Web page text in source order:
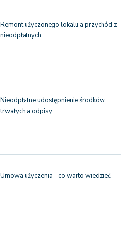
Remont użyczonego lokalu a przychód z
nieodpłatnych…
Nieodpłatne udostępnienie środków
trwałych a odpisy…
Umowa użyczenia - co warto wiedzieć